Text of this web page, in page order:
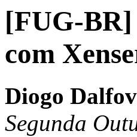
[FUG-BR]
com
Diogo
Segunda